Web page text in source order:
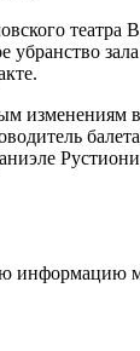
театра
изменениям